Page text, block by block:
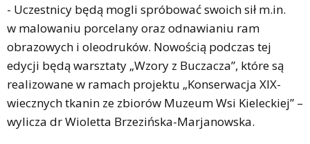
- Uczestnicy będą mogli spróbować swoich sił m.in.
w malowaniu porcelany oraz odnawianiu ram
obrazowych i oleodruków. Nowością podczas tej
edycji będą warsztaty „Wzory z Buczacza”, które są
realizowane w ramach projektu „Konserwacja XIX-
wiecznych tkanin ze zbiorów Muzeum Wsi Kieleckiej” –
wylicza dr Wioletta Brzezińska-Marjanowska.